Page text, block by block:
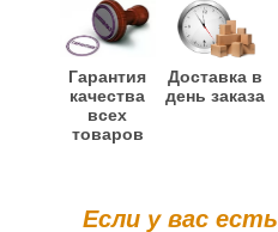
Гарантия
качества
всех
товаров
Доставка в
день заказа
Если у вас